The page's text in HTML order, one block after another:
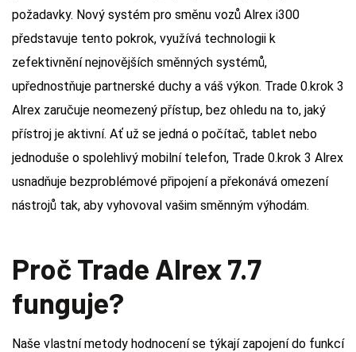
požadavky. Nový systém pro směnu vozů Alrex i300
představuje tento pokrok, využívá technologii k
zefektivnění nejnovějších směnných systémů,
upřednostňuje partnerské duchy a váš výkon. Trade 0.krok 3
Alrex zaručuje neomezený přístup, bez ohledu na to, jaký
přístroj je aktivní. Ať už se jedná o počítač, tablet nebo
jednoduše o spolehlivý mobilní telefon, Trade 0.krok 3 Alrex
usnadňuje bezproblémové připojení a překonává omezení
nástrojů tak, aby vyhovoval vašim směnným výhodám.
Proč Trade Alrex 7.7
funguje?
Naše vlastní metody hodnocení se týkají zapojení do funkcí